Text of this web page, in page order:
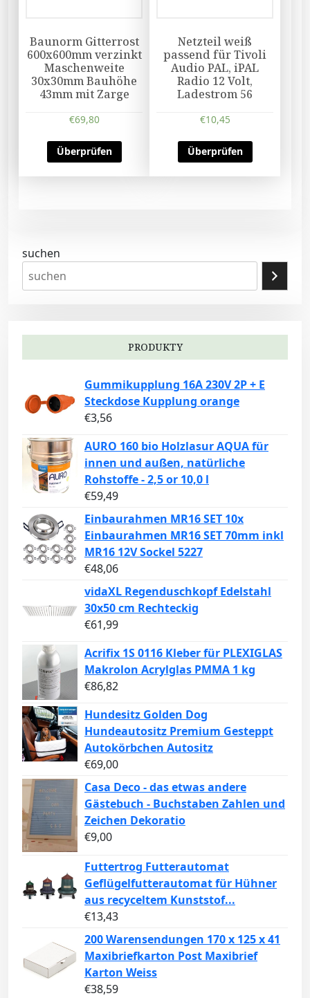
Baunorm Gitterrost
600x600mm verzinkt
Maschenweite
30x30mm Bauhöhe
43mm mit Zarge
€69,80
Überprüfen
Netzteil weiß
passend für Tivoli
Audio PAL, iPAL
Radio 12 Volt,
Ladestrom 56
€10,45
Überprüfen
suchen
PRODUKTY
Gummikupplung 16A 230V 2P + E
Steckdose Kupplung orange
€3,56
AURO 160 bio Holzlasur AQUA für
innen und außen, natürliche
Rohstoffe - 2,5 or 10,0 l
€59,49
Einbaurahmen MR16 SET 10x
Einbaurahmen MR16 SET 70mm inkl
MR16 12V Sockel 5227
€48,06
vidaXL Regenduschkopf Edelstahl
30x50 cm Rechteckig
€61,99
Acrifix 1S 0116 Kleber für PLEXIGLAS
Makrolon Acrylglas PMMA 1 kg
€86,82
Hundesitz Golden Dog
Hundeautositz Premium Gesteppt
Autokörbchen Autositz
€69,00
Casa Deco - das etwas andere
Gästebuch - Buchstaben Zahlen und
Zeichen Dekoratio
€9,00
Futtertrog Futterautomat
Geflügelfutterautomat für Hühner
aus recyceltem Kunststof...
€13,43
200 Warensendungen 170 x 125 x 41
Maxibriefkarton Post Maxibrief
Karton Weiss
€38,59